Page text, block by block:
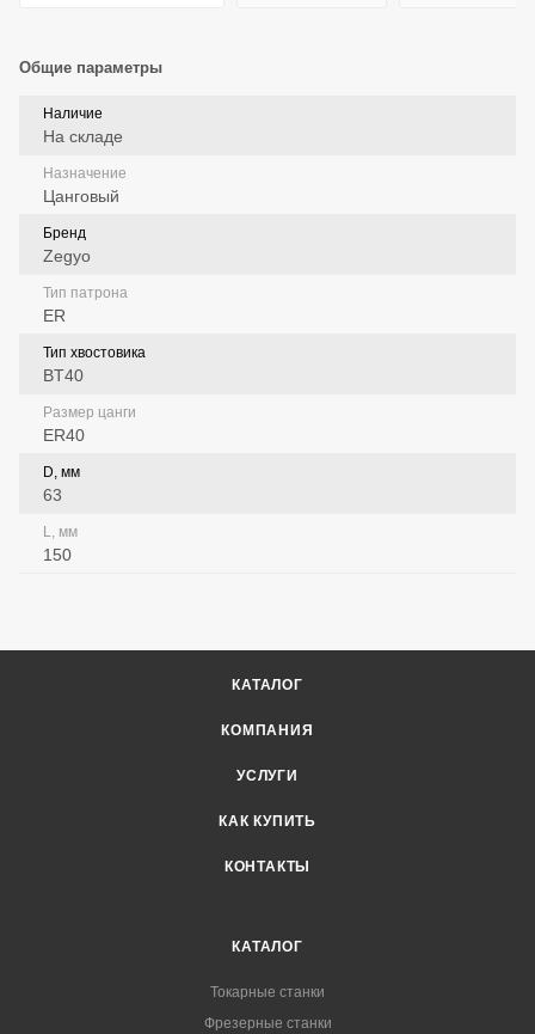
Общие параметры
Наличие
На складе
Назначение
Цанговый
Бренд
Zegyo
Тип патрона
ER
Тип хвостовика
BT40
Размер цанги
ER40
D, мм
63
L, мм
150
КАТАЛОГ
КОМПАНИЯ
УСЛУГИ
КАК КУПИТЬ
КОНТАКТЫ
КАТАЛОГ
Токарные станки
Фрезерные станки